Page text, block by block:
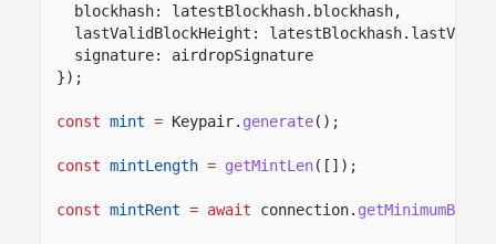
blockhash: latestBlockhash.blockhash,
lastValidBlockHeight:
signature: airdropSignature
});
const mint = Keypair. generate();
const mintLength = getMintLen([]);
const mintRent = await connection.